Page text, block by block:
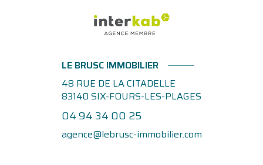
LE BRUSC IMMOBILIER
48 RUE DE LA CITADELLE
83140 SIX-FOURS-LES-PLAGES
04 94 34 00 25
agence@lebrusc-immobilier.com